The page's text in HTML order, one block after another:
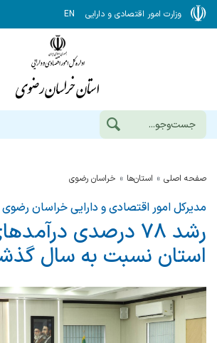
وزارت امور اقتصادی و دارایی EN
صفحه اصلی استان‌ها خراسان رضوي
مدیرکل امور اقتصادی و دارایی خراسان رضوی
رشد ۷۸ درصدی
استان نسبت به سال